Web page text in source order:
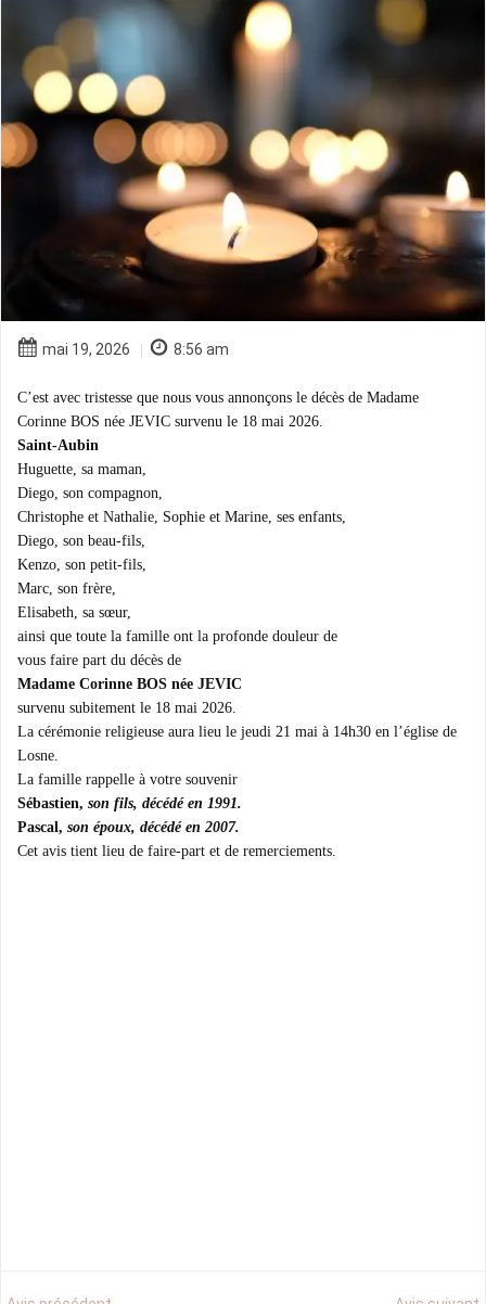
mai 19, 2026 8:56 am
C’est avec tristesse que nous vous annonçons le décès de Madame
Corinne BOS née JEVIC survenu le 18 mai 2026.
Saint-Aubin
Huguette, sa maman,
Diego, son compagnon,
Christophe et Nathalie, Sophie et Marine, ses enfants,
Diego, son beau-fils,
Kenzo, son petit-fils,
Marc, son frère,
Elisabeth, sa sœur,
ainsi que toute la famille ont la profonde douleur de
vous faire part du décès de
Madame Corinne BOS née JEVIC
survenu subitement le 18 mai 2026.
La cérémonie religieuse aura lieu le jeudi 21 mai à 14h30 en l’église de
Losne.
La famille rappelle à votre souvenir
Sébastien, son fils, décédé en 1991.
Pascal, son époux, décédé en 2007.
Cet avis tient lieu de faire-part et de remerciements.